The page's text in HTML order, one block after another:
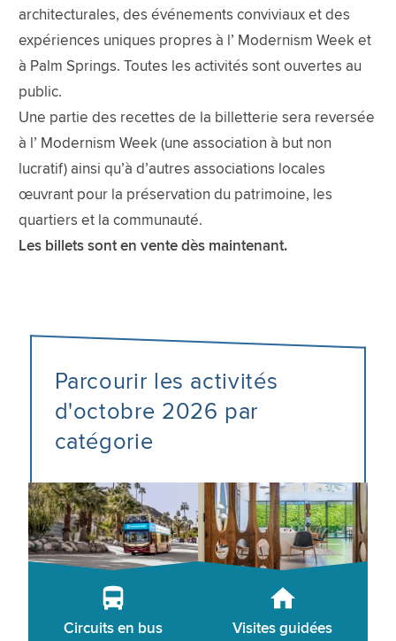
architecturales, des événements conviviaux et des
expériences uniques propres à l’ Modernism Week et
à Palm Springs. Toutes les activités sont ouvertes au
public.
Une partie des recettes de la billetterie sera reversée
à l’ Modernism Week (une association à but non
lucratif) ainsi qu’à d’autres associations locales
œuvrant pour la préservation du patrimoine, les
quartiers et la communauté.
Les billets sont en vente dès maintenant.
Parcourir les activités
d'octobre 2026 par
catégorie
Circuits en bus Visites guidées